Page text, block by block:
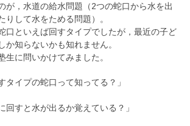
が，水道の給水問題（2つの蛇口から水を出
りして水をためる問題）。
口といえば回すタイプでしたが，最近の子ど
か知らないかも知れません。
生に問いかけてみました。
タイプの蛇口って知ってる？」
回すと水が出るか覚えている？」